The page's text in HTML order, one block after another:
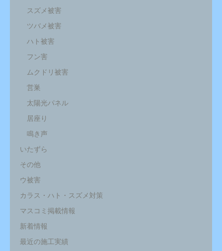
スズメ被害
ツバメ被害
ハト被害
フン害
ムクドリ被害
営巣
太陽光パネル
居座り
鳴き声
いたずら
その他
ウ被害
カラス・ハト・スズメ対策
マスコミ掲載情報
新着情報
最近の施工実績